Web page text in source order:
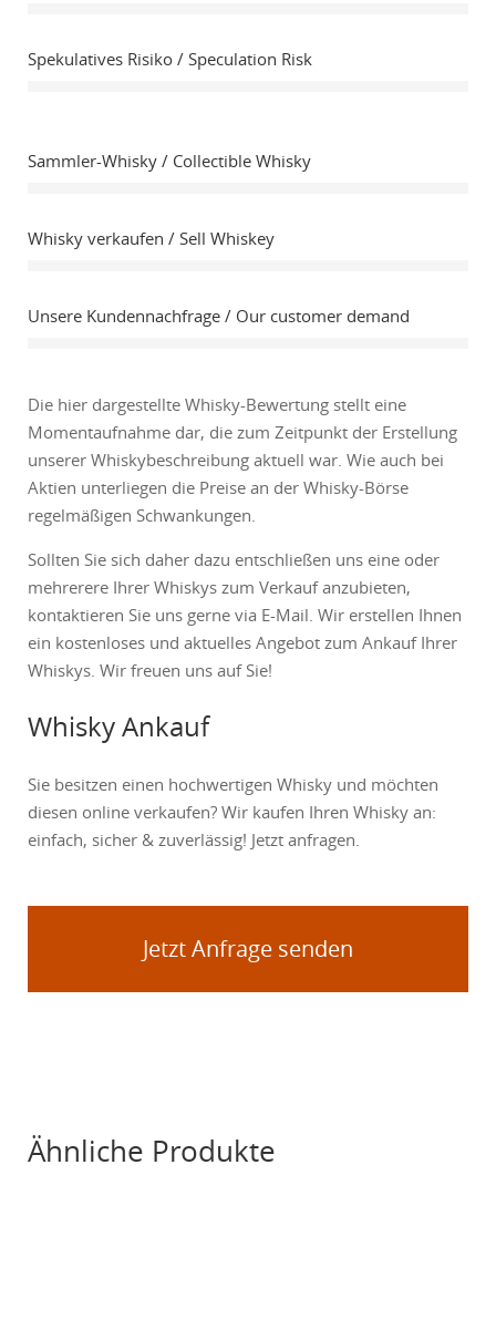
Spekulatives Risiko / Speculation Risk
Sammler-Whisky / Collectible Whisky
Whisky verkaufen / Sell Whiskey
Unsere Kundennachfrage / Our customer demand
Die hier dargestellte Whisky-Bewertung stellt eine
Momentaufnahme dar, die zum Zeitpunkt der Erstellung
unserer Whiskybeschreibung aktuell war. Wie auch bei
Aktien unterliegen die Preise an der Whisky-Börse
regelmäßigen Schwankungen.
Sollten Sie sich daher dazu entschließen uns eine oder
mehrerere Ihrer Whiskys zum Verkauf anzubieten,
kontaktieren Sie uns gerne via E-Mail. Wir erstellen Ihnen
ein kostenloses und aktuelles Angebot zum Ankauf Ihrer
Whiskys. Wir freuen uns auf Sie!
Whisky Ankauf
Sie besitzen einen hochwertigen Whisky und möchten
diesen online verkaufen? Wir kaufen Ihren Whisky an:
einfach, sicher & zuverlässig! Jetzt anfragen.
Jetzt Anfrage senden
Ähnliche Produkte